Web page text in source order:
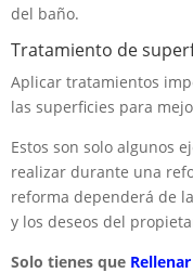
del baño.
Tratamiento de
Aplicar tratamientos
las superficies para
Estos son solo algunos
realizar durante una
reforma dependerá de
y los deseos del
Solo tienes que